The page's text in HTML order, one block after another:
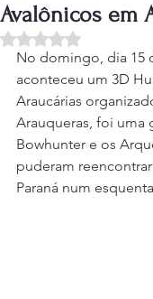
Avalônicos em
Avaliado com NaN
No domingo, dia 15
aconteceu um 3D
Araucárias
Arauqueras, foi uma
Bowhunter e os
puderam
Paraná num